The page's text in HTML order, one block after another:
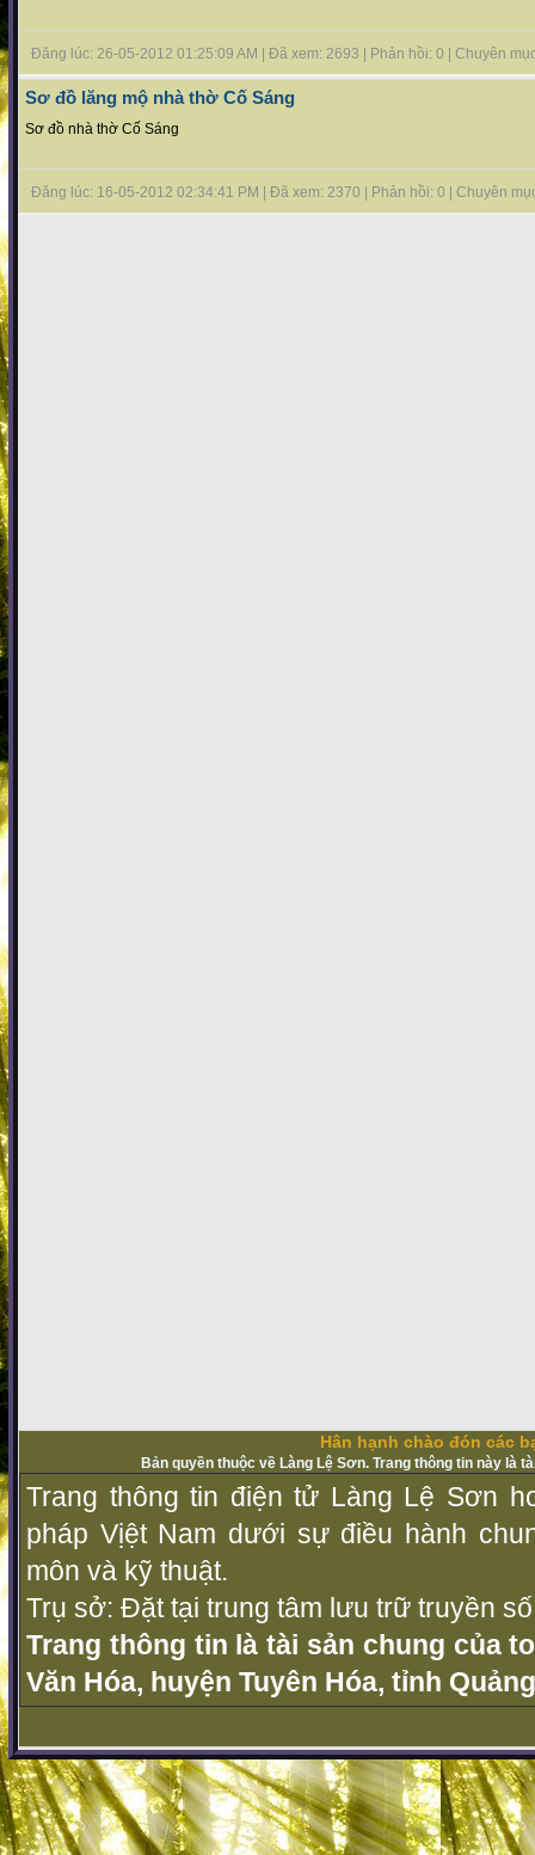
Đăng lúc: 26-05-2012 01:25:09 AM | Đã xem: 2693 | Phản hồi: 0 | Chuyên
Sơ đồ lăng mộ nhà thờ Cố Sáng
Sơ đồ nhà thờ Cố Sáng
Đăng lúc: 16-05-2012 02:34:41 PM | Đã xem: 2370 | Phản hồi: 0 | Chuyên
Hân hạnh chào đón các
Bản quyền thuộc về Làng Lệ Sơn. Trang thông tin này là
Trang thông tin điện tử Làng Lệ Sơn
pháp Vịệt Nam dưới sự điều hành
môn và kỹ thuật.
Trụ sở: Đặt tại trung tâm lưu trữ truyền
Trang thông tin là tài sản chung của
Văn Hóa, huyện Tuyên Hóa, tỉnh